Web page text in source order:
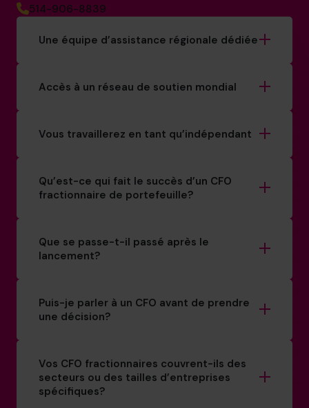
514-906-8839
Une équipe d’assistance régionale dédiée
Accès à un réseau de soutien mondial
Vous travaillerez en tant qu’indépendant
Qu’est-ce qui fait le succès d’un CFO
fractionnaire de portefeuille?
Que se passe-t-il passé après le
lancement?
Puis-je parler à un CFO avant de prendre
une décision?
Vos CFO fractionnaires couvrent-ils des
secteurs ou des tailles d’entreprises
spécifiques?